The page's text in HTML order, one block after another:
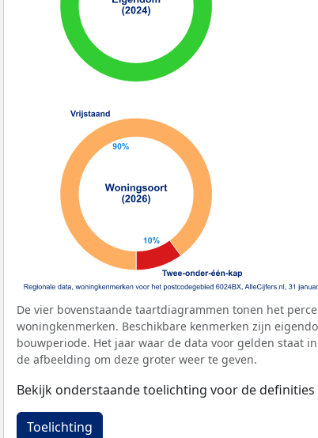
De vier bovenstaande taartdiagrammen tonen het
woningkenmerken. Beschikbare kenmerken zijn
bouwperiode. Het jaar waar de data voor gelden staat
de afbeelding om deze groter weer te geven.
Bekijk onderstaande toelichting voor de
Toelichting